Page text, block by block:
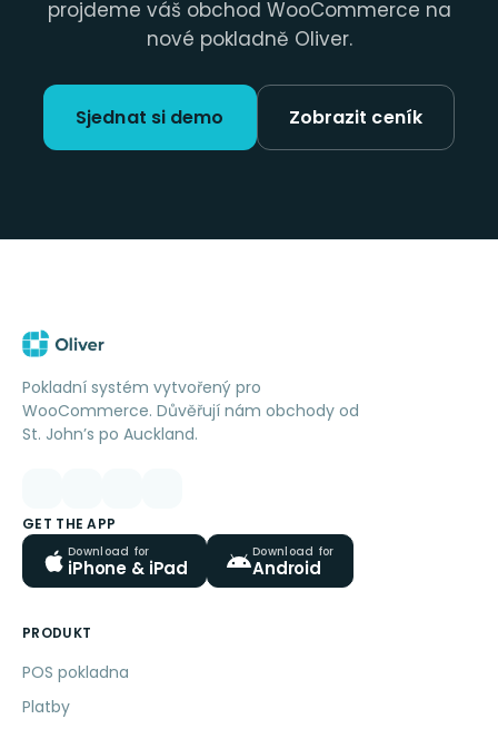
projdeme váš obchod WooCommerce na
nové pokladně Oliver.
Sjednat si demo Zobrazit ceník
Pokladní systém vytvořený pro
WooCommerce. Důvěřují nám obchody od
St. John’s po Auckland.
GET THE APP
Download for
iPhone & iPad
Download for
Android
PRODUKT
POS pokladna
Platby